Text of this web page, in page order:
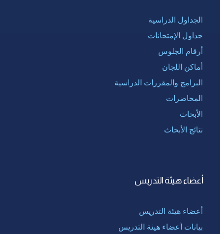
الجداول الدراسية
جداول الإمتحانات
أرقام الجلوس
أماكن اللجان
البرامج والمقررات الدراسية
المحاضرات
الأبحاث
نتائج الأبحاث
أعضاء هيئة التدريس
أعضاء هيئة التدريس
بيانات أعضاء هيئة التدريس